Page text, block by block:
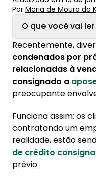
Por Maria de Moura da
O que você vai
1. Entenda como
em contratos
2. Cartão
consignado:
3. Confira dicas
abusivas de
4. Como garantir
empréstimo
Recentemente,
condenados por
relacionadas à
consignado a
preocupante
Funciona assim: os
contratando um
realidade, estão
de crédito
prévio.